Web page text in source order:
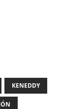
KENEDDY